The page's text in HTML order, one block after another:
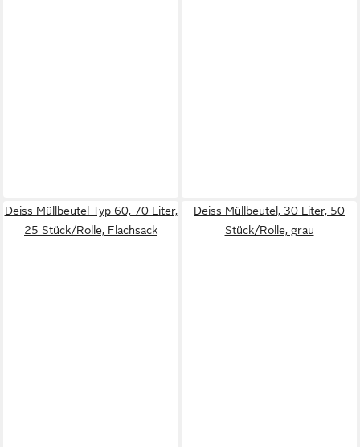
Deiss Müllbeutel Typ 60, 70 Liter,
25 Stück/Rolle, Flachsack
Deiss Müllbeutel, 30 Liter, 50
Stück/Rolle, grau